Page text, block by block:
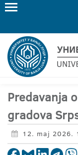
Predavanja
gradova
12. maj 2026.